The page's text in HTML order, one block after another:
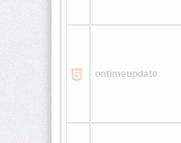
ontimeupdate